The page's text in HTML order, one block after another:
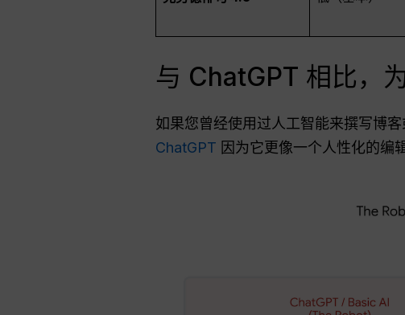
与 ChatGPT 相比，
如果您曾经使用过人工智能来撰写博
ChatGPT 因为它更像一个人性化的编